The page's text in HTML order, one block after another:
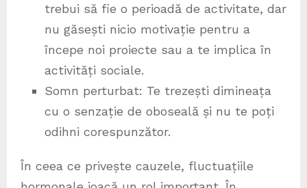
trebui să fie o perioadă de activitate, dar
nu găsești nicio motivație pentru a
începe noi proiecte sau a te implica în
activități sociale.
Somn perturbat: Te trezești dimineața
cu o senzație de oboseală și nu te poți
odihni corespunzător.
În ceea ce privește cauzele, fluctuațiile